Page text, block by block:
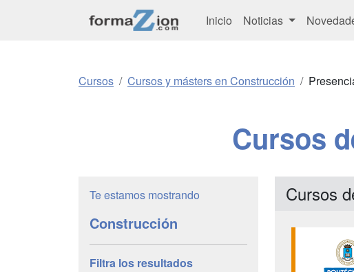
Inicio Noticias
Cursos Cursos y másters en Construcción
Cursos
Te estamos mostrando
Construcción
Filtra los resultados
Cursos